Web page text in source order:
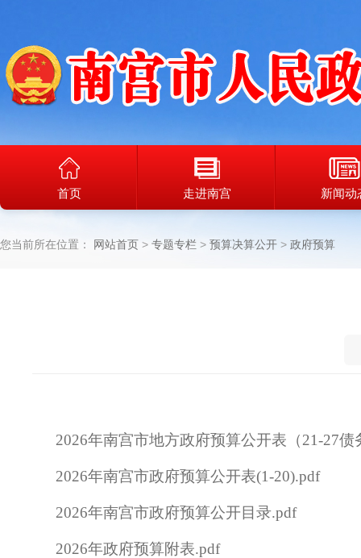
首页 走进南宫 新闻动
您当前所在位置： 网站首页 专题专栏 预算决算公开 政府预算
2026年南宫市地方政府预算公开表（21-27债
2026年南宫市政府预算公开表(1-20).pdf
2026年南宫市政府预算公开目录.pdf
2026年政府预算附表.pdf